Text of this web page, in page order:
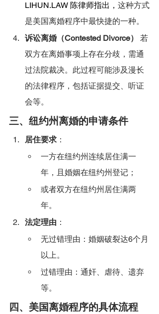
LIHUN.LAW 陈律师指出， 这种方式
是美国离婚程序中最快捷的一种。
诉讼离婚（Contested Divorce）
若
双方在离婚事项上存在分歧，需通
过法院裁决。此过程可能涉及漫长
的法律程序，包括证据提交、听证
会等。
三、纽约州离婚的申请条件
居住要求 ：
一方在纽约州连续居住满一
年，且婚姻在纽约州登记；
或者双方在纽约州居住满两
年。
法定理由 ：
无过错理由：婚姻破裂达6个月
以上。
过错理由：通奸、虐待、遗弃
等。
四、美国离婚程序的具体流程